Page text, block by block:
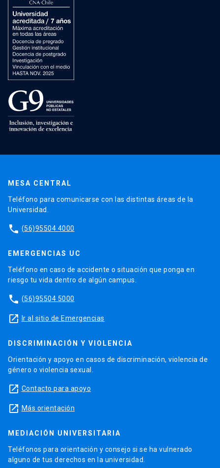
MESA CENTRAL
Teléfono para comunicarse con las distintas áreas de la
Universidad.
phone (56)95504 4000
EMERGENCIAS UC
Teléfono en caso de accidente o situación que ponga en
riesgo tu vida dentro de algún campus.
phone (56)95504 5000
launch Ir al sitio de Emergencias
DISCRIMINACIÓN Y VIOLENCIA
Orientación y apoyo en casos de discriminación, violencia de
género o violencia sexual.
launch Contacto para apoyo
launch Más orientación
MEDIACIÓN UNIVERSITARIA
Teléfonos para orientación y consejo si se ha vulnerado
alguno de tus derechos en la universidad.